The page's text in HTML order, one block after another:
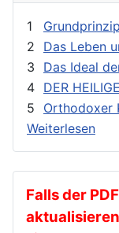
Geschichte
Heilige
Ikonen
Kalender
Katechese
1
2
Das Leben
3
Das Ideal
4 DER
5
Orthodoxer
Weiterlesen
Falls der